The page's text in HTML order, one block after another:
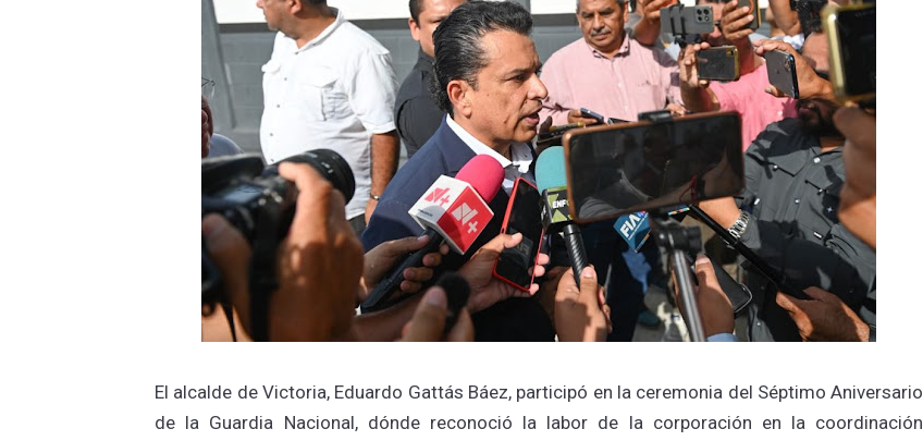
El alcalde de Victoria, Eduardo Gattás Báez, participó en la ceremonia del Séptimo Aniversario
de la Guardia Nacional, dónde reconoció la labor de la corporación en la coordinación